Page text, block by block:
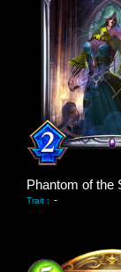
Trait : -